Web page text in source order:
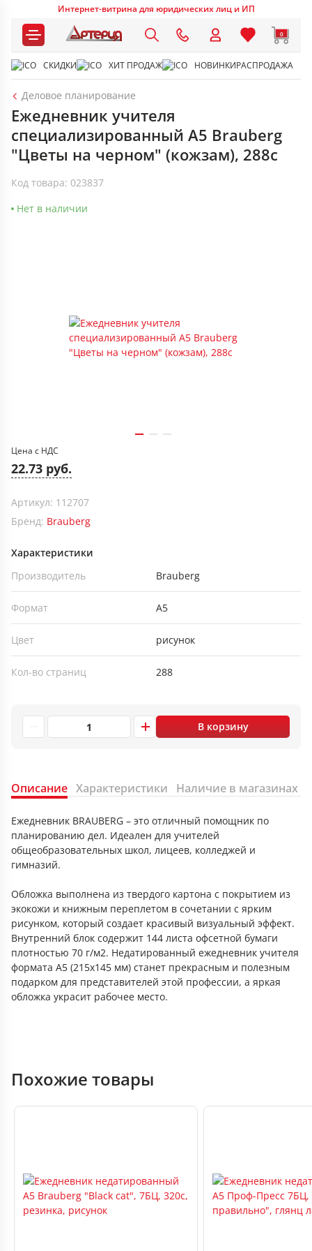
Интернет-витрина для юридических лиц и ИП
0
СКИДКИ ХИТ ПРОДАЖ НОВИНКИРАСПРОДАЖА
Деловое планирование
Ежедневник учителя
специализированный А5 Brauberg
"Цветы на черном" (кожзам), 288с
Код товара: 023837
Нет в наличии
Цена с НДС
22.73 руб.
Артикул: 112707
Бренд: Brauberg
Характеристики
Производитель
Brauberg
Формат А5
Цвет рисунок
Кол-во страниц 288
В корзину
Описание Характеристики Наличие в магазинах
Ежедневник BRAUBERG – это отличный помощник по
планированию дел. Идеален для учителей
общеобразовательных школ, лицеев, колледжей и
гимназий.
Обложка выполнена из твердого картона с покрытием из
экокожи и книжным переплетом в сочетании с ярким
рисунком, который создает красивый визуальный эффект.
Внутренний блок содержит 144 листа офсетной бумаги
плотностью 70 г/м2. Недатированный ежедневник учителя
формата А5 (215х145 мм) станет прекрасным и полезным
подарком для представителей этой профессии, а яркая
обложка украсит рабочее место.
Похожие товары